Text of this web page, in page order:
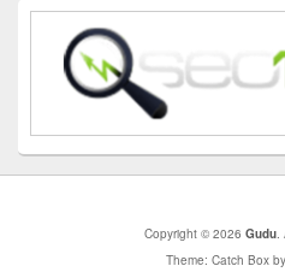
Copyright © 2026 Gudu.
Theme: Catch Box by